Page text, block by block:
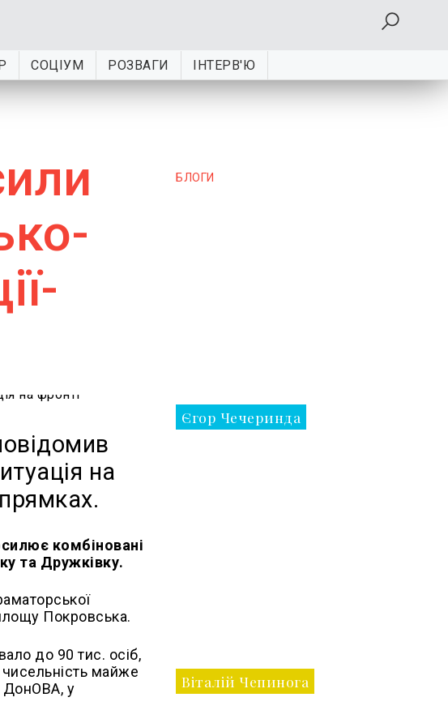
СОЦІУМ РОЗВАГИ ІНТЕРВ'Ю
на
комбіновані
та Дружківку.
Покровська.
до 90 тис. осіб,
майже
ДонОВА, у
БЛОГИ
Єгор Чечеринда
Віталій Чепинога